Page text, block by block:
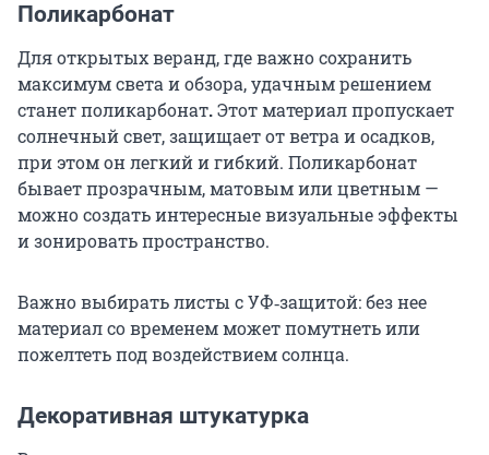
Поликарбонат
Для открытых веранд, где важно сохранить
максимум света и обзора, удачным решением
станет поликарбонат.Этот материал пропускает
солнечный свет, защищает от ветра и осадков,
при этом он легкий и гибкий. Поликарбонат
бывает прозрачным, матовым или цветным —
можно создать интересные визуальные эффекты
и зонировать пространство.
Важно выбирать листы с УФ‑защитой: без нее
материал со временем может помутнеть или
пожелтеть под воздействием солнца.
Декоративная штукатурка